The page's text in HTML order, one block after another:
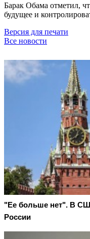
Барак Обама отметил,
будущее и
Версия для печати
Все новости
"Ее больше нет". В
России